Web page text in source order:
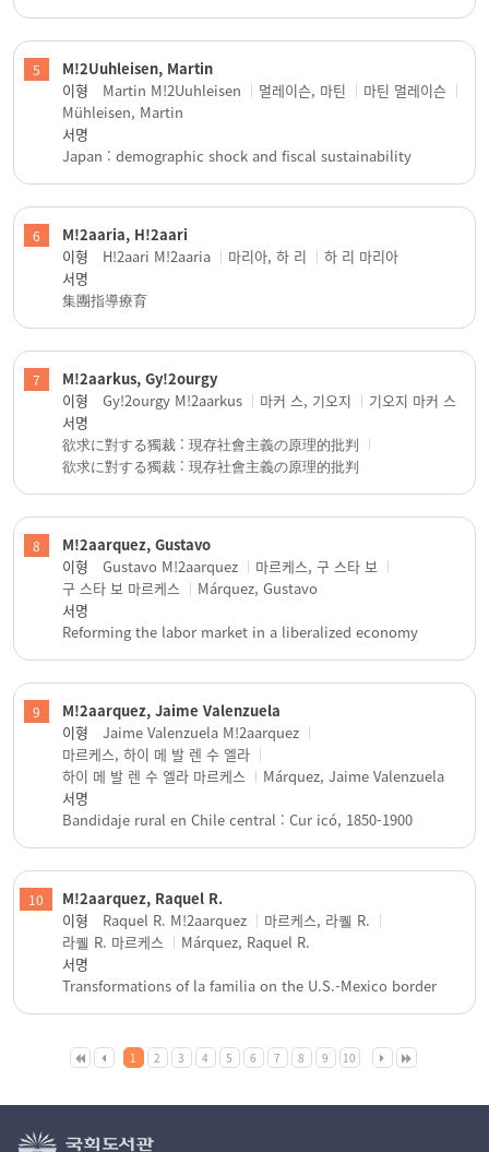
5
M!2Uuhleisen, Martin
이형
Martin M!2Uuhleisen 멀레이슨, 마틴
마틴 멀레이슨
Mühleisen, Martin
서명
Japan : demographic shock and fiscal sustainability
6
M!2aaria, H!2aari
이형
H!2aari M!2aaria 마리아, 하 리
하 리 마리아
서명
集團指導療育
7
M!2aarkus, Gy!2ourgy
이형
Gy!2ourgy M!2aarkus 마커 스, 기오지
기오지 마커 스
서명
欲求に對する獨裁 : 現存社會主義の原理的批判
欲求に對する獨裁 : 現存社會主義の原理的批判
8
M!2aarquez, Gustavo
이형
Gustavo M!2aarquez
마르케스, 구 스타 보
구 스타 보 마르케스
Márquez, Gustavo
서명
Reforming the labor market in a liberalized economy
9
M!2aarquez, Jaime Valenzuela
이형
Jaime Valenzuela M!2aarquez
마르케스, 하이 메 발 렌 수 엘라
하이 메 발 렌 수 엘라 마르케스
Márquez, Jaime Valenzuela
서명
Bandidaje rural en Chile central : Cur icó, 1850-1900
10
M!2aarquez, Raquel R.
이형
Raquel R. M!2aarquez
마르케스, 라퀠 R.
라퀠 R. 마르케스
Márquez, Raquel R.
서명
Transformations of la familia on the U.S.-Mexico border
1 2 3 4 5 6 7 8 9 10